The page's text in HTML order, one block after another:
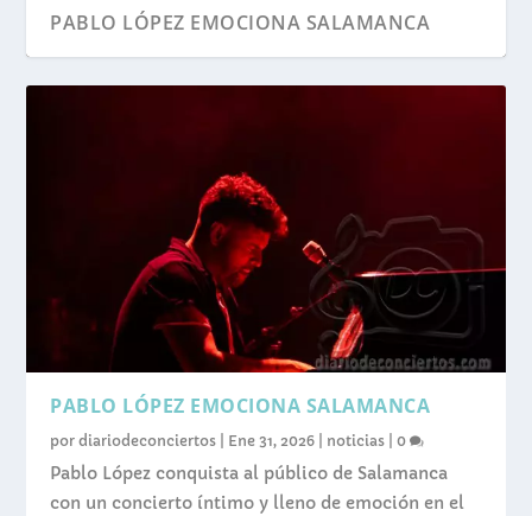
PABLO LÓPEZ EMOCIONA SALAMANCA
PABLO LÓPEZ EMOCIONA SALAMANCA
pordiariodeconciertos Ene 31, 2026 noticias |0
Pablo López conquista al público de Salamanca
con un concierto íntimo y lleno de emoción en el